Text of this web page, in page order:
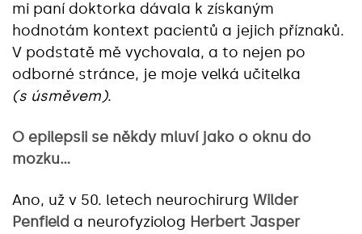
mi paní doktorka dávala k získaným
hodnotám kontext pacientů a jejich příznaků.
V podstatě mě vychovala, a to nejen po
odborné stránce, je moje velká učitelka
(s úsměvem).
O epilepsii se někdy mluví jako o oknu do
mozku…
Ano, už v 50. letech neurochirurg Wilder
Penfield a neurofyziolog Herbert Jasper